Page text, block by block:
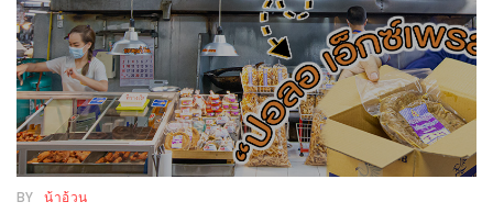
งาน
แฟร์
เรื่อง
บ้าน
ที่
ทุก
BY น้าอ้วน